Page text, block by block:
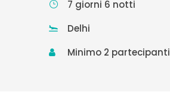
7 giorni 6 notti
Delhi
Minimo 2 partecipanti